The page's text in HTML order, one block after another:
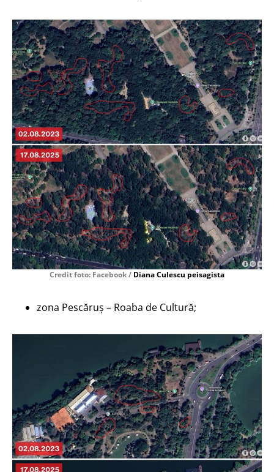
Credit foto: Facebook / Diana Culescu peisagista
zona Pescăruș – Roaba de Cultură;